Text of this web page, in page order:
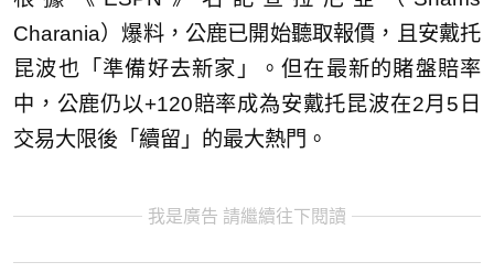
Charania）爆料，公鹿已開始聽取報價，且安戴托
昆波也「準備好去新家」。但在最新的賭盤賠率
中，公鹿仍以+120賠率成為安戴托昆波在2月5日
交易大限後「續留」的最大熱門。
我是廣告 請繼續往下閱讀